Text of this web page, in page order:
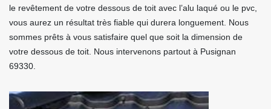
le revêtement de votre dessous de toit avec l’alu laqué ou le pvc,
vous aurez un résultat très fiable qui durera longuement. Nous
sommes prêts à vous satisfaire quel que soit la dimension de
votre dessous de toit. Nous intervenons partout à Pusignan
69330.